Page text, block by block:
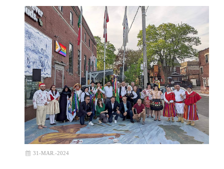
31-MAR.-2024